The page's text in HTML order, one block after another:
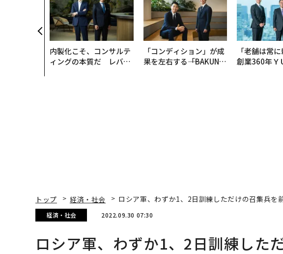
内製化こそ、コンサルテ
ィングの本質だ レバレ
「コンディション」が成
果を左右する――「BAKUN
「老舗は常
創業360年Ｙ
トップ 経済・社会 ロシア軍、わずか1、2日訓練しただけの召集兵を
経済・社会 2022.09.30 07:30
ロシア軍、わずか1、2日訓練した